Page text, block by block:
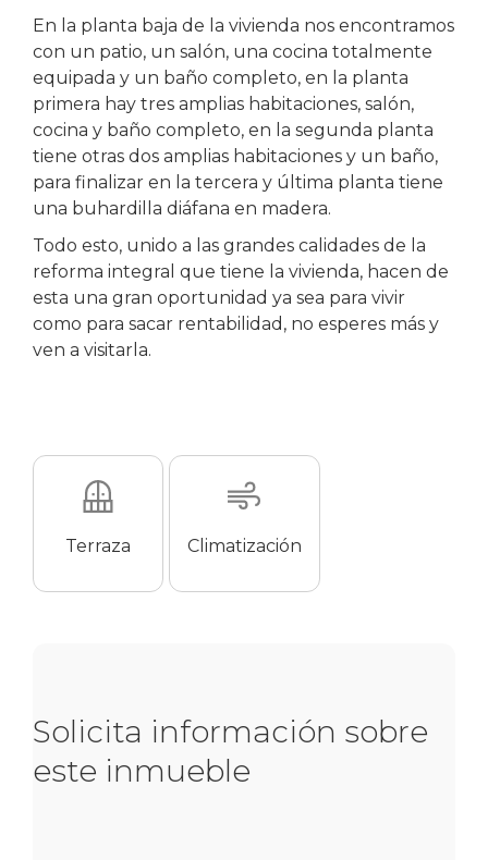
En la planta baja de la vivienda nos encontramos
con un patio, un salón, una cocina totalmente
equipada y un baño completo, en la planta
primera hay tres amplias habitaciones, salón,
cocina y baño completo, en la segunda planta
tiene otras dos amplias habitaciones y un baño,
para finalizar en la tercera y última planta tiene
una buhardilla diáfana en madera.
Todo esto, unido a las grandes calidades de la
reforma integral que tiene la vivienda, hacen de
esta una gran oportunidad ya sea para vivir
como para sacar rentabilidad, no esperes más y
ven a visitarla.
Terraza Climatización
Solicita información sobre
este inmueble